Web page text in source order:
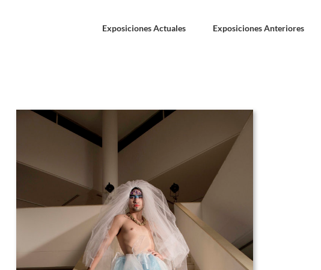
Exposiciones Actuales Exposiciones Anteriores